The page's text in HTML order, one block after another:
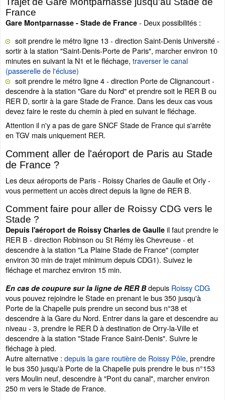
France
Gare Montparnasse - Stade de France - Deux possibilités :
soit prendre le métro ligne 13 - direction Saint-Denis Université -
sortir à la station "Saint-Denis-Porte de Paris", marcher environ 10
minutes en suivant la N1 et le fléchage, traverser le canal
(passerelle de l'écluse)
soit prendre le métro ligne 4 - direction Porte de Clignancourt -
descendre à la station "Gare du Nord" et prendre soit le RER B ou
RER D, sortir à la gare Stade de France. Dans les deux cas vous
devez faire le reste du chemin à pied en suivant le fléchage.
Attention il n'y a pas de gare SNCF Stade de France qui s'arrête
en TGV mais uniquement RER.
Comment aller de l'aéroport de Paris au Stade
de France ?
Les deux aéroports de Paris - Roissy Charles de Gaulle et Orly -
vous permettent un accès direct depuis la ligne de RER B.
Comment faire pour aller de Roissy CDG vers le
Stade ?
Depuis l'aéroport de Roissy Charles de Gaulle il faut prendre le
RER B - direction Robinson ou St Rémy lès Chevreuse - et
descendre à la station "La Plaine Stade de France" (compter
environ 30 min de trajet minimum depuis CDG1). Suivez le
fléchage et marchez environ 15 min.
En cas de coupure sur la ligne de RER Bdepuis Roissy CDG
vous pouvez rejoindre le Stade en prenant le bus 350 jusqu'à
Porte de la Chapelle puis prendre un second bus n°38 et
descendre à la Gare du Nord. Entrer dans la gare et descendre au
niveau - 3, prendre le RER D à destination de Orry-la-Ville et
descendre à la station "Stade France Saint-Denis". Suivre le
fléchage à pied.
Autre alternative : depuis la gare routière de Roissy Pôle, prendre
le bus 350 jusqu'à Porte de la Chapelle puis prendre le bus n°153
vers Moulin neuf, descendre à "Pont du canal", marcher environ
250 m vers le Stade de France.